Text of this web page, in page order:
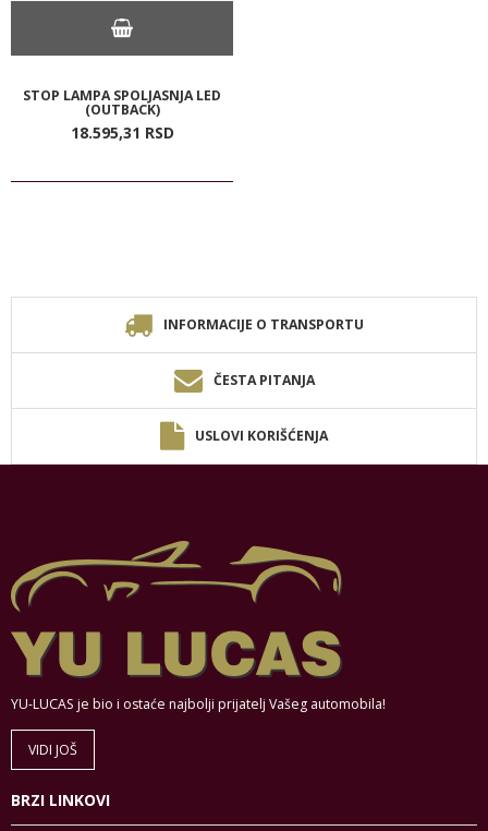
STOP LAMPA SPOLJASNJA LED
(OUTBACK)
18.595,31 RSD
INFORMACIJE O TRANSPORTU
ČESTA PITANJA
USLOVI KORIŠĆENJA
YU-LUCAS je bio i ostaće najbolji prijatelj Vašeg automobila!
VIDI JOŠ
BRZI LINKOVI